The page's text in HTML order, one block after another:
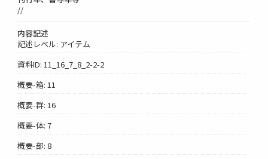
//
内容記述
記述レベル: アイテム
資料ID: 11_16_7_8_2-2-2
概要-箱: 11
概要-群: 16
概要-体: 7
概要-部: 8